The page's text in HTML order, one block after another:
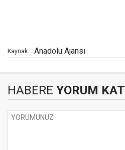
Kaynak: Anadolu Ajansı
HABERE YORUM KAT